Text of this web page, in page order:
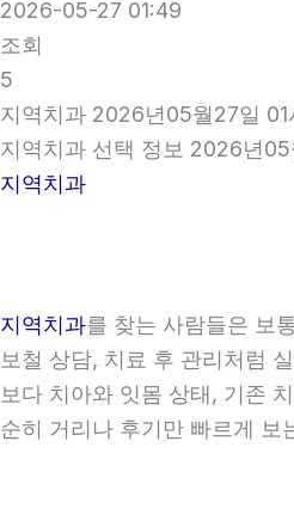
2026-05-27 01:49
조회
5
지역치과 2026년05월27일
지역치과 선택 정보 2026년
지역치과
지역치과를 찾는 사람들은 보
보철 상담, 치료 후 관리처럼
보다 치아와 잇몸 상태, 기존
순히 거리나 후기만 빠르게 보